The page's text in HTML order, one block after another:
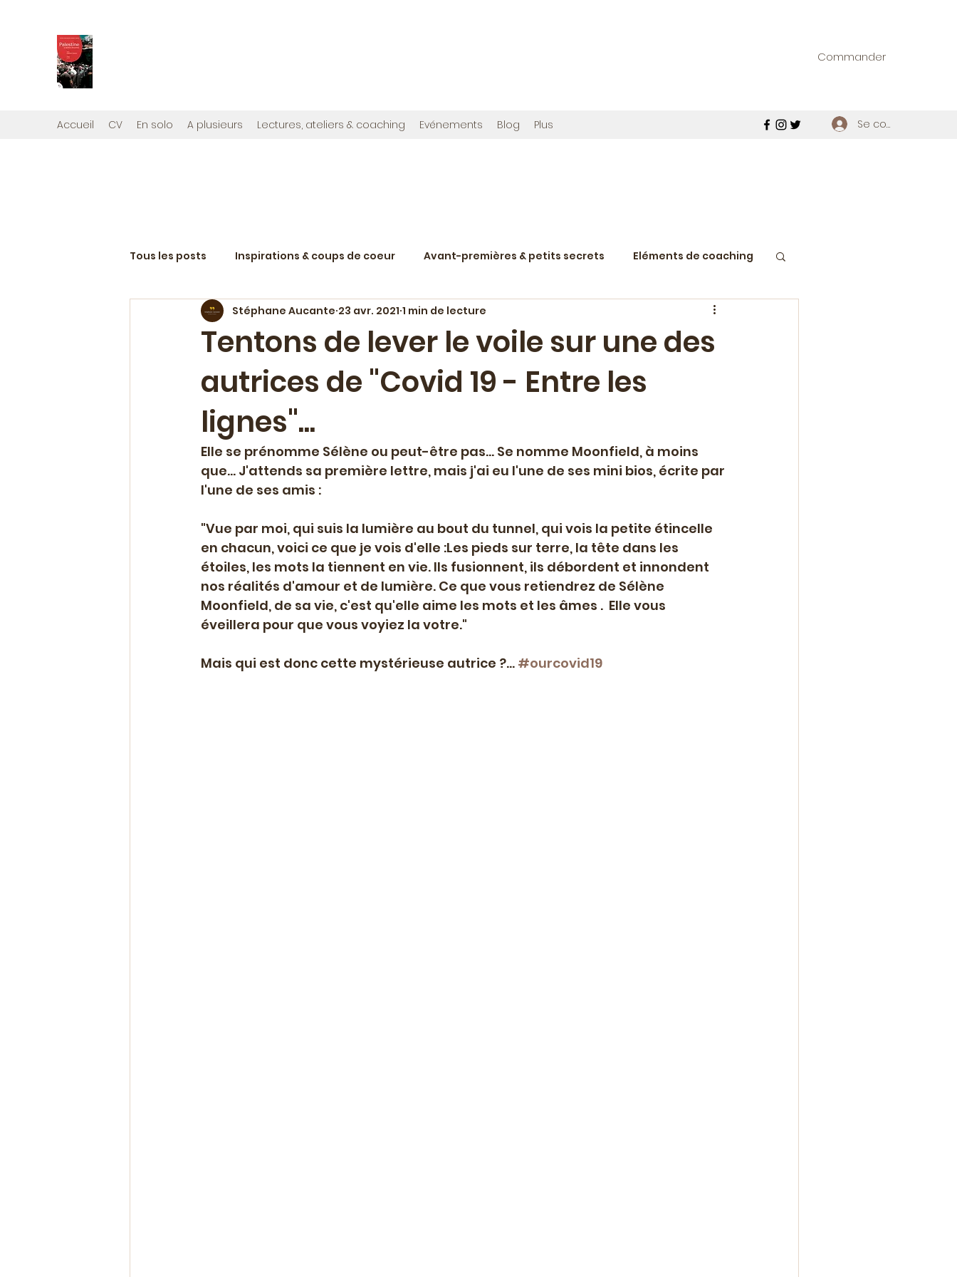
Commander
Accueil CV En solo A plusieurs Lectures, ateliers & coaching Evénements Blog Plus Se connecter
Tous les posts Inspirations & coups de coeur Avant-premières & petits secrets Eléments de coaching
Projets d'écriture en cours Nostalgie du rétroviseur
Chroniques & avis Evénement Lecture musicale Projet de maison d'édition
Ateliers & coaching Offre spéciale
Nouvelle parution
Tentons de lever le voile sur une des
autrices de "Covid 19 - Entre les
lignes"...
Stéphane Aucante 23 avr. 2021 1 min de lecture
Elle se prénomme Sélène ou peut-être pas... Se nomme Moonfield, à moins
que... J'attends sa première lettre, mais j'ai eu l'une de ses mini bios, écrite par
l'une de ses amis :
"Vue par moi, qui suis la lumière au bout du tunnel, qui vois la petite étincelle
en chacun, voici ce que je vois d'elle :Les pieds sur terre, la tête dans les
étoiles, les mots la tiennent en vie. Ils fusionnent, ils débordent et innondent
nos réalités d'amour et de lumière. Ce que vous retiendrez de Sélène
Moonfield, de sa vie, c'est qu'elle aime les mots et les âmes .  Elle vous
éveillera pour que vous voyiez la votre."
Mais qui est donc cette mystérieuse autrice ?... #ourcovid19